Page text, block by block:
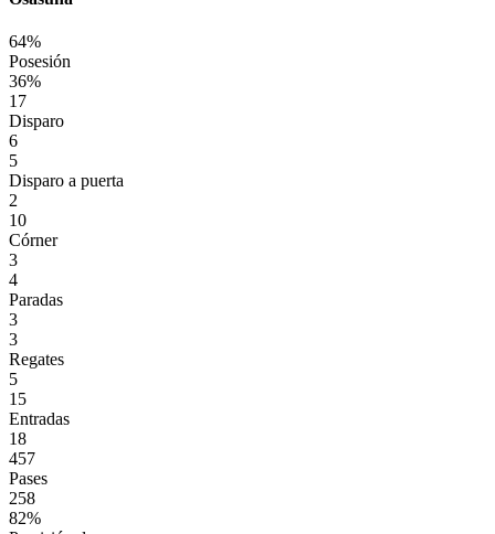
64%
Posesión
36%
17
Disparo
6
5
Disparo a puerta
2
10
Córner
3
4
Paradas
3
3
Regates
5
15
Entradas
18
457
Pases
258
82%